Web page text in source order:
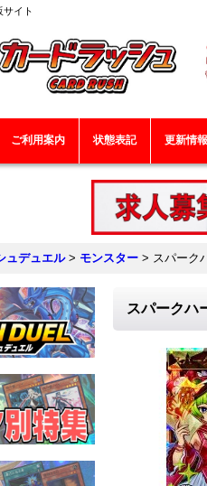
イト
ご利用案内 状態表記 更新情報
ュデュエル > モンスター > スパーク
スパークハ